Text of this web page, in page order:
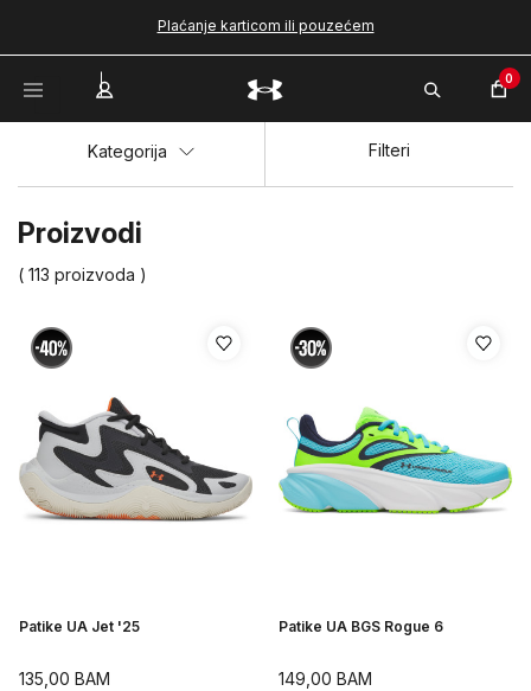
Plaćanje karticom ili pouzećem
0
Proizvodi
( 113 proizvoda )
Kategorija Filteri
Patike UA Jet '25
135,00 BAM
Patike UA BGS Rogue 6
149,00 BAM